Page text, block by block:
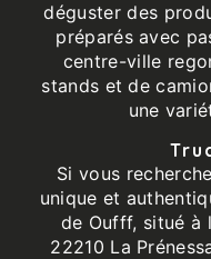
déguster des
préparés avec
centre-ville
stands et de
une
Si vous
unique et
de Oufff, situé à
22210 La